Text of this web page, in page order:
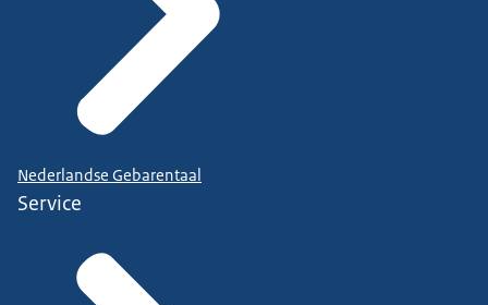
Nederlandse Gebarentaal
Service